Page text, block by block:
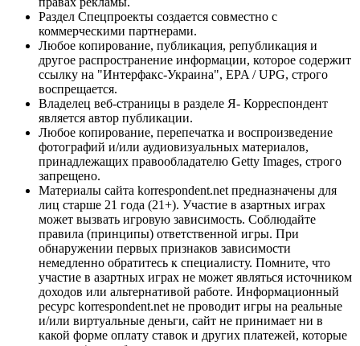
Раздел Спецпроекты создается совместно с
коммерческими партнерами.
Любое копирование, публикация, републикация и
другое распространение информации, которое содержит
ссылку на "Интерфакс-Украина", EPA / UPG, строго
воспрещается.
Владелец веб-страницы в разделе Я- Корреспондент
является автор публикации.
Любое копирование, перепечатка и воспроизведение
фотографий и/или аудиовизуальных материалов,
принадлежащих правообладателю Getty Images, строго
запрещено.
Материалы сайта korrespondent.net предназначены для
лиц старше 21 года (21+). Участие в азартных играх
может вызвать игровую зависимость. Соблюдайте
правила (принципы) ответственной игры. При
обнаружении первых признаков зависимости
немедленно обратитесь к специалисту. Помните, что
участие в азартных играх не может являться источником
доходов или альтернативой работе. Информационный
ресурс korrespondent.net не проводит игры на реальные
и/или виртуальные деньги, сайт не принимает ни в
какой форме оплату ставок и других платежей, которые